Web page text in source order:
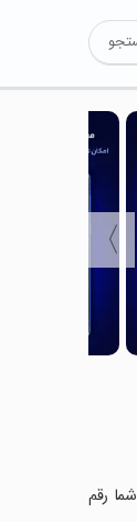
〉
رقم